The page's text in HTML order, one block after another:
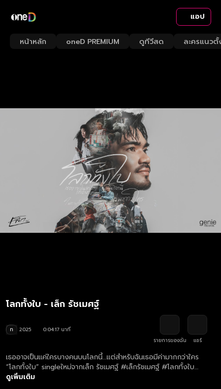
แอป
หน้าหลัก oneD PREMIUM ดูทีวีสด ละครแนวตั้
โลกทั้งใบ - เล็ก รัชเมศฐ์
ท 2025
0:04:17 นาที
รายการของฉัน
แชร์
เธออาจเป็นแค่ใครบางคนบนโลกนี้…แต่สำหรับฉันเธอมีค่ามากกว่าใคร
“โลกทั้งใบ” singleใหม่จากเล็ก รัชเมศฐ์ #เล็กรัชเมศฐ์ #โลกทั้งใบ
#genierecords #lekratchamet #เพลงประกอบชีวิต
ดูเพิ่มเติม